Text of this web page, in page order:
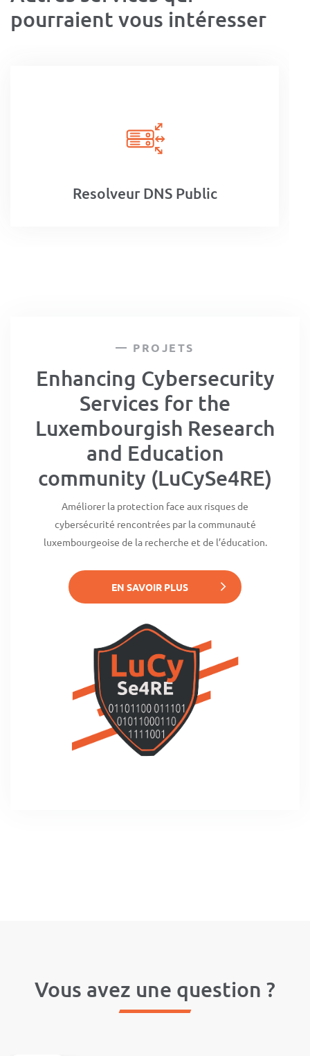
pourraient vous intéresser
Resolveur DNS Public
PROJETS
Enhancing Cybersecurity
Services for the
Luxembourgish Research
and Education
community (LuCySe4RE)
Améliorer la protection face aux risques de
cybersécurité rencontrées par la communauté
luxembourgeoise de la recherche et de l’éducation.
EN SAVOIR PLUS
Vous avez une question ?